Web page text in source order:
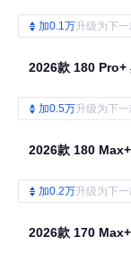
加0.1万升级为下
2026款 180 Pro+
加0.5万升级为下
2026款 180
加0.2万升级为下
2026款 170